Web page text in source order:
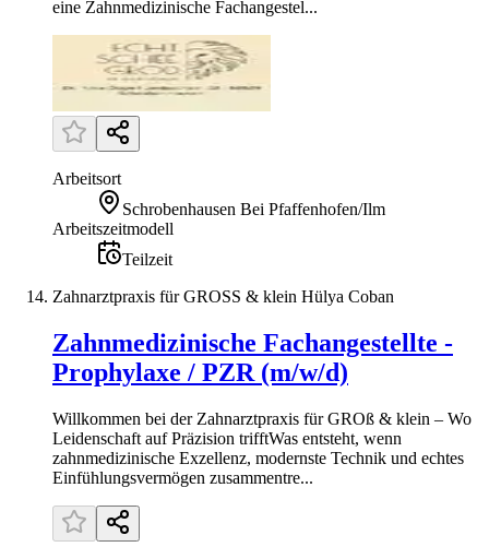
eine Zahnmedizinische Fachangestel...
Arbeitsort
Schrobenhausen Bei Pfaffenhofen/Ilm
Arbeitszeitmodell
Teilzeit
Zahnarztpraxis für GROSS & klein Hülya Coban
Zahnmedizinische Fachangestellte -
Prophylaxe / PZR (m/w/d)
Willkommen bei der Zahnarztpraxis für GROß & klein – Wo
Leidenschaft auf Präzision trifftWas entsteht, wenn
zahnmedizinische Exzellenz, modernste Technik und echtes
Einfühlungsvermögen zusammentre...